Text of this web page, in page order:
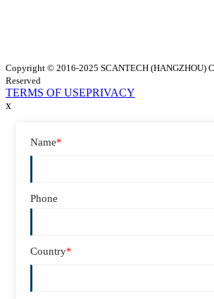
Copyright © 2016-2025 SCANTECH (HANGZHOU)
Reserved
TERMS OF USEPRIVACY
x
Name*
Phone
Country*